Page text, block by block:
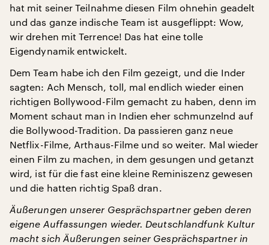
hat mit seiner Teilnahme diesen Film ohnehin geadelt
und das ganze indische Team ist ausgeflippt: Wow,
wir drehen mit Terrence! Das hat eine tolle
Eigendynamik entwickelt.
Dem Team habe ich den Film gezeigt, und die Inder
sagten: Ach Mensch, toll, mal endlich wieder einen
richtigen Bollywood-Film gemacht zu haben, denn im
Moment schaut man in Indien eher schmunzelnd auf
die Bollywood-Tradition. Da passieren ganz neue
Netflix-Filme, Arthaus-Filme und so weiter. Mal wieder
einen Film zu machen, in dem gesungen und getanzt
wird, ist für die fast eine kleine Reminiszenz gewesen
und die hatten richtig Spaß dran.
Äußerungen unserer Gesprächspartner geben deren
eigene Auffassungen wieder. Deutschlandfunk Kultur
macht sich Äußerungen seiner Gesprächspartner in